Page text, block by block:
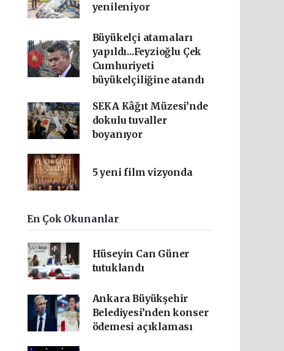
yenileniyor
Büyükelçi atamaları
yapıldı...Feyzioğlu Çek
Cumhuriyeti
büyükelçiliğine atandı
SEKA Kâğıt Müzesi’nde
dokulu tuvaller
boyanıyor
5 yeni film vizyonda
En Çok Okunanlar
Hüseyin Can Güner
tutuklandı
Ankara Büyükşehir
Belediyesi’nden konser
ödemesi açıklaması